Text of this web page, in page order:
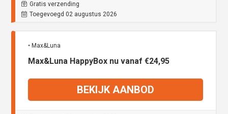
Gratis verzending
Toegevoegd 02 augustus 2026
• Max&Luna
Max&Luna HappyBox nu vanaf €24,95
BEKIJK AANBOD